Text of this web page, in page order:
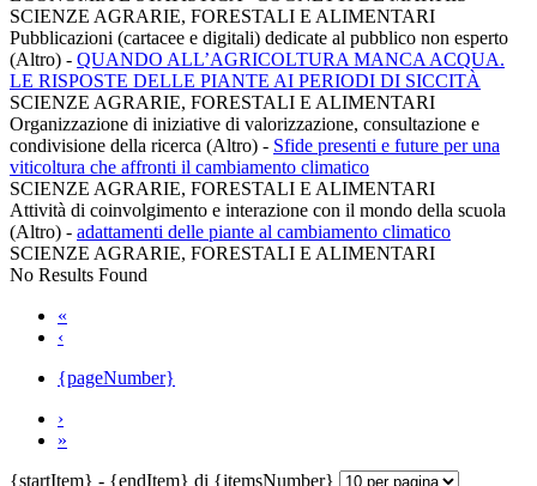
SCIENZE AGRARIE, FORESTALI E ALIMENTARI
Pubblicazioni (cartacee e digitali) dedicate al pubblico non esperto
(Altro) - QUANDO ALL’AGRICOLTURA MANCA ACQUA.
LE RISPOSTE DELLE PIANTE AI PERIODI DI SICCITÀ
SCIENZE AGRARIE, FORESTALI E ALIMENTARI
Organizzazione di iniziative di valorizzazione, consultazione e
condivisione della ricerca (Altro) - Sfide presenti e future per una
viticoltura che affronti il cambiamento climatico
SCIENZE AGRARIE, FORESTALI E ALIMENTARI
Attività di coinvolgimento e interazione con il mondo della scuola
(Altro) - adattamenti delle piante al cambiamento climatico
SCIENZE AGRARIE, FORESTALI E ALIMENTARI
No Results Found
«
‹
{pageNumber}
›
»
{startItem} - {endItem} di {itemsNumber}